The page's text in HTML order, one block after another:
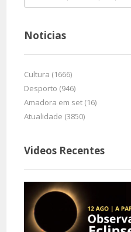
Noticias
Cultura (1666)
Desporto (946)
Amadora em set (16)
Atualidade (3850)
Videos Recentes